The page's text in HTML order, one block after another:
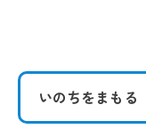
いのちをまもる